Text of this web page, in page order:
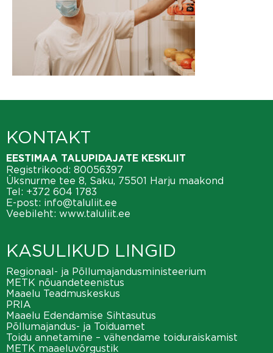
KONTAKT
EESTIMAA TALUPIDAJATE KESKLIIT
Registrikood: 80056397
Üksnurme tee 8, Saku, 75501 Harju maakond
Tel: +372 604 1783
E-post: info@taluliit.ee
Veebileht: www.taluliit.ee
KASULIKUD LINGID
Regionaal- ja Põllumajandusministeerium
METK nõuandeteenistus
Maaelu Teadmuskeskus
PRIA
Maaelu Edendamise Sihtasutus
Põllumajandus- ja Toiduamet
Toidu annetamine – vähendame toiduraiskamist
METK maaeluvõrgustik